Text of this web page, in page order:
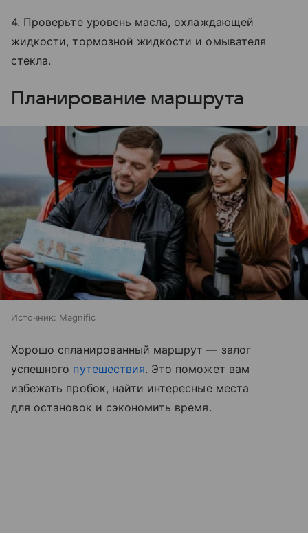
4. Проверьте уровень масла, охлаждающей
жидкости, тормозной жидкости и омывателя
стекла.
Планирование маршрута
Источник: Magnific
Хорошо спланированный маршрут — залог
успешного путешествия. Это поможет вам
избежать пробок, найти интересные места
для остановок и сэкономить время.